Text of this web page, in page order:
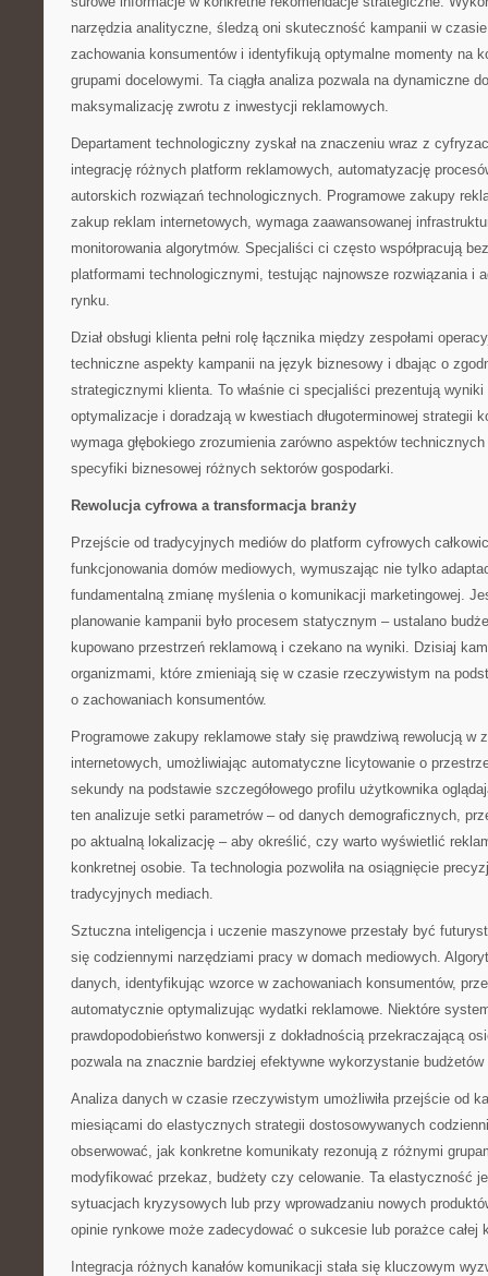
narzędzia analityczne, śledzą oni skuteczność kampanii w
zachowania konsumentów i identyfikują optymalne momenty na
grupami docelowymi. Ta ciągła analiza pozwala na dynamiczne
maksymalizację zwrotu z inwestycji reklamowych.
Departament technologiczny zyskał na znaczeniu wraz z
integrację różnych platform reklamowych, automatyzację
autorskich rozwiązań technologicznych. Programowe zakupy
zakup reklam internetowych, wymaga zaawansowanej
monitorowania algorytmów. Specjaliści ci często współpracują
platformami technologicznymi, testując najnowsze rozwiązania i
rynku.
Dział obsługi klienta pełni rolę łącznika między zespołami
techniczne aspekty kampanii na język biznesowy i dbając o
strategicznymi klienta. To właśnie ci specjaliści prezentują
optymalizacje i doradzają w kwestiach długoterminowej strategii
wymaga głębokiego zrozumienia zarówno aspektów
specyfiki biznesowej różnych sektorów gospodarki.
Rewolucja cyfrowa a transformacja branży
Przejście od tradycyjnych mediów do platform cyfrowych
funkcjonowania domów mediowych, wymuszając nie tylko
fundamentalną zmianę myślenia o komunikacji marketingowej.
planowanie kampanii było procesem statycznym – ustalano
kupowano przestrzeń reklamową i czekano na wyniki. Dzisiaj
organizmami, które zmieniają się w czasie rzeczywistym na
o zachowaniach konsumentów.
Programowe zakupy reklamowe stały się prawdziwą rewolucją w
internetowych, umożliwiając automatyczne licytowanie o
sekundy na podstawie szczegółowego profilu użytkownika
ten analizuje setki parametrów – od danych demograficznych,
po aktualną lokalizację – aby określić, czy warto wyświetlić
konkretnej osobie. Ta technologia pozwoliła na osiągnięcie
tradycyjnych mediach.
Sztuczna inteligencja i uczenie maszynowe przestały być
się codziennymi narzędziami pracy w domach mediowych.
danych, identyfikując wzorce w zachowaniach konsumentów,
automatycznie optymalizując wydatki reklamowe. Niektóre
prawdopodobieństwo konwersji z dokładnością przekraczającą
pozwala na znacznie bardziej efektywne wykorzystanie
Analiza danych w czasie rzeczywistym umożliwiła przejście od
miesiącami do elastycznych strategii dostosowywanych
obserwować, jak konkretne komunikaty rezonują z różnymi
modyfikować przekaz, budżety czy celowanie. Ta elastyczność
sytuacjach kryzysowych lub przy wprowadzaniu nowych
opinie rynkowe może zadecydować o sukcesie lub porażce całej
Integracja różnych kanałów komunikacji stała się kluczowym